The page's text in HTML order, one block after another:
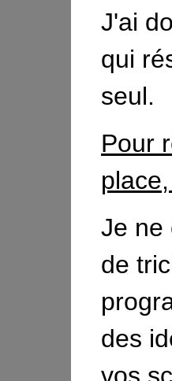
J'ai
qui
seul.
Pour
Je ne
de
des